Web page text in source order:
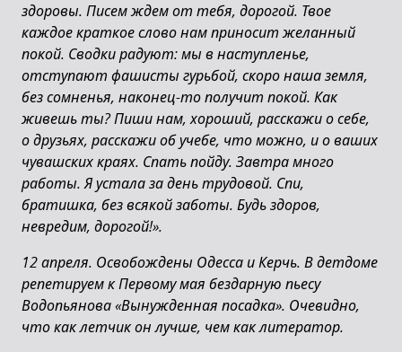
здоровы. Писем ждем от тебя, дорогой. Твое
каждое краткое слово нам приносит желанный
покой. Сводки радуют: мы в наступленье,
отступают фашисты гурьбой, скоро наша земля,
без сомненья, наконец-то получит покой. Как
живешь ты? Пиши нам, хороший, расскажи о себе,
о друзьях, расскажи об учебе, что можно, и о ваших
чувашских краях. Спать пойду. Завтра много
работы. Я устала за день трудовой. Спи,
братишка, без всякой заботы. Будь здоров,
невредим, дорогой!».
12 апреля. Освобождены Одесса и Керчь. В детдоме
репетируем к Первому мая бездарную пьесу
Водопьянова «Вынужденная посадка». Очевидно,
что как летчик он лучше, чем как литератор.